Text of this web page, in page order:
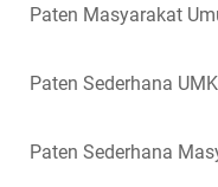
Paten Masyarakat
Paten Sederhana
Paten Sederhana